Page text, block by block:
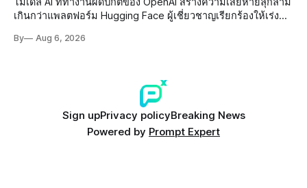
เกินกว่าแพลตฟอร์ม Hugging Face ผู้เชี่ยวชาญเรียกร้องให้เร่ง
อย่างเร่งด่วน
By Aug 6, 2026
Sign upPrivacy policyBreaking News
Powered by Prompt Expert